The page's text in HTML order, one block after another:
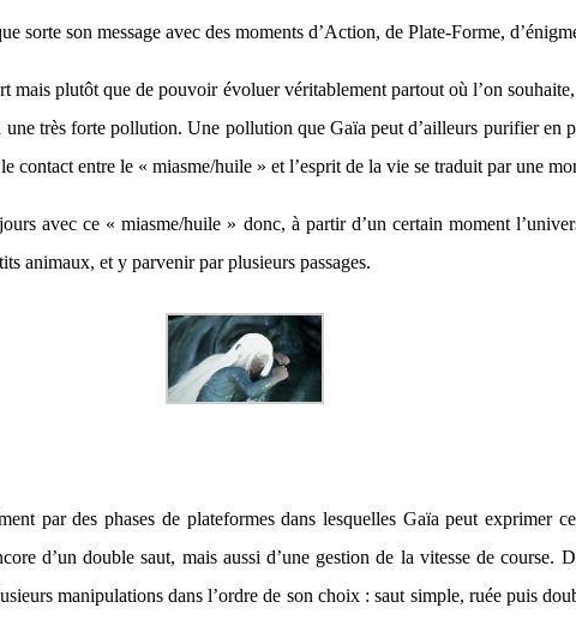
sorte son message avec des moments d’Action, de Plate-Forme,
mais plutôt que de pouvoir évoluer véritablement partout où l’on
très forte pollution. Une pollution que Gaïa peut d’ailleurs purifier en
contact entre le « miasme/huile » et l’esprit de la vie se traduit par une
avec ce « miasme/huile » donc, à partir d’un certain moment
animaux, et y parvenir par plusieurs passages.
par des phases de plateformes dans lesquelles Gaïa peut exprimer
d’un double saut, mais aussi d’une gestion de la vitesse de course.
manipulations dans l’ordre de son choix : saut simple, ruée puis